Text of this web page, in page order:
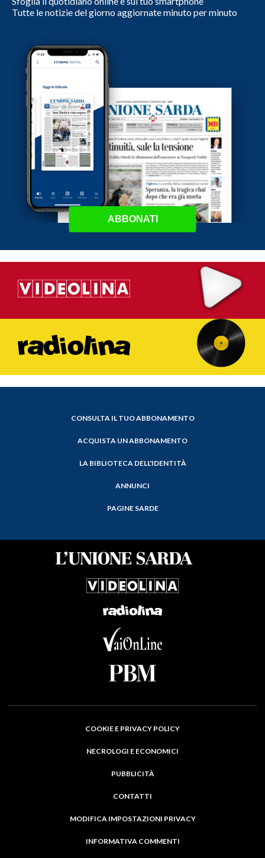
Tutte le notizie del giorno aggiornate minuto per minuto
ABBONATI
CONSULTA IL TUO ABBONAMENTO
ACQUISTA UN ABBONAMENTO
LA BIBLIOTECA DELL'IDENTITÀ
ANNUNCI
PAGINE SARDE
COOKIE E PRIVACY POLICY
NECROLOGI E ECONOMICI
PUBBLICITÀ
CONTATTI
MODIFICA IMPOSTAZIONI PRIVACY
INFORMATIVA COMMENTI